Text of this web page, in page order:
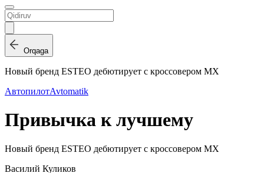
Orqaga
Новый бренд ESTEO дебютирует с кроссовером MX
АвтопилотAvtomatik
Привычка к лучшему
Новый бренд ESTEO дебютирует с кроссовером MX
Василий Куликов